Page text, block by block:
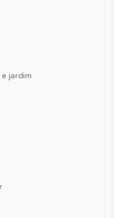
nos.
do imóvel têm carácter
visita ao imóvel.
jardim